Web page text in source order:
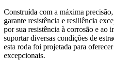
Construída com a máxima
garante resistência e resiliência
por sua resistência à corrosão e ao
suportar diversas condições de
esta roda foi projetada para
excepcionais.